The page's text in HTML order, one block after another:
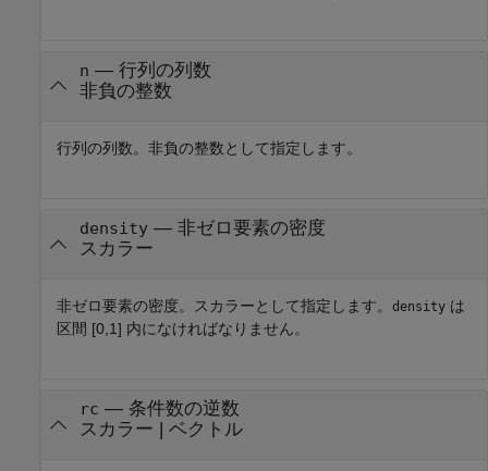
n — 行列の列数
非負の整数
行列の列数。非負の整数として指定します。
density— 非ゼロ要素の密度
スカラー
非ゼロ要素の密度。スカラーとして指定します。 density は
区間 [0,1] 内になければなりません。
rc — 条件数の逆数
スカラー | ベクトル